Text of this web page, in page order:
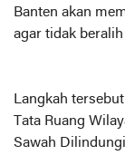
Banten akan
agar tidak
Langkah
Tata Ruang
Sawah